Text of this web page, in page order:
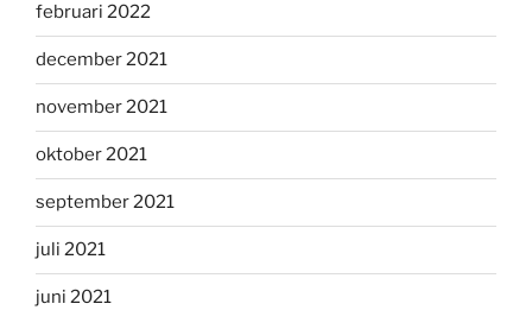
februari 2022
december 2021
november 2021
oktober 2021
september 2021
juli 2021
juni 2021